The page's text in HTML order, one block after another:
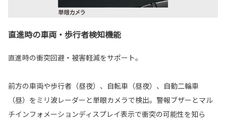
直進時の車両・歩行者検知機能
直進時の衝突回避・被害軽減をサポート。
前方の車両や歩行者（昼夜）、自転車（昼夜）、自動二輪車
（昼）をミリ波レーダーと単眼カメラで検出。警報ブザーとマル
チインフォメーションディスプレイ表示で衝突の可能性を知ら